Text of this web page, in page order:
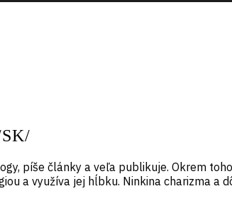
píše články a veľa publikuje. Okrem
a využíva jej hĺbku. Ninkina charizma